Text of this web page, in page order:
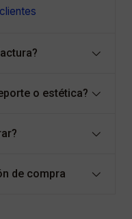
o estética?
de compra